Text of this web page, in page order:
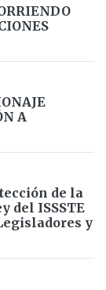
A
de la
del ISSSTE
y